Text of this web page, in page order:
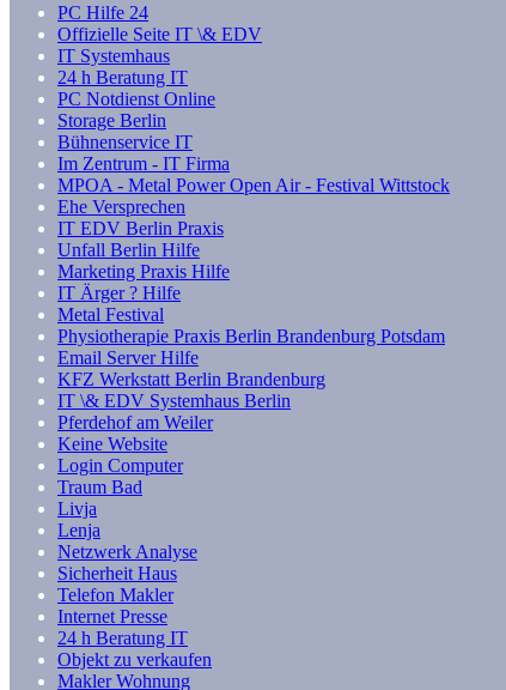
PC Hilfe 24
Offizielle Seite IT \& EDV
IT Systemhaus
24 h Beratung IT
PC Notdienst Online
Storage Berlin
Bühnenservice IT
Im Zentrum - IT Firma
MPOA - Metal Power Open Air - Festival Wittstock
Ehe Versprechen
IT EDV Berlin Praxis
Unfall Berlin Hilfe
Marketing Praxis Hilfe
IT Ärger ? Hilfe
Metal Festival
Physiotherapie Praxis Berlin Brandenburg Potsdam
Email Server Hilfe
KFZ Werkstatt Berlin Brandenburg
IT \& EDV Systemhaus Berlin
Pferdehof am Weiler
Keine Website
Login Computer
Traum Bad
Livja
Lenja
Netzwerk Analyse
Sicherheit Haus
Telefon Makler
Internet Presse
24 h Beratung IT
Objekt zu verkaufen
Makler Wohnung